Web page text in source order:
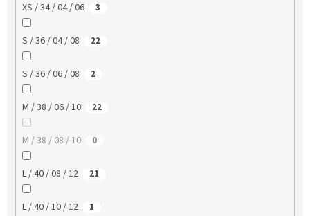
XS / 34 / 04 / 06 3
S / 36 / 04 / 08 22
S / 36 / 06 / 08 2
M / 38 / 06 / 10 22
M / 38 / 08 / 10 0
L / 40 / 08 / 12 21
L / 40 / 10 / 12 1